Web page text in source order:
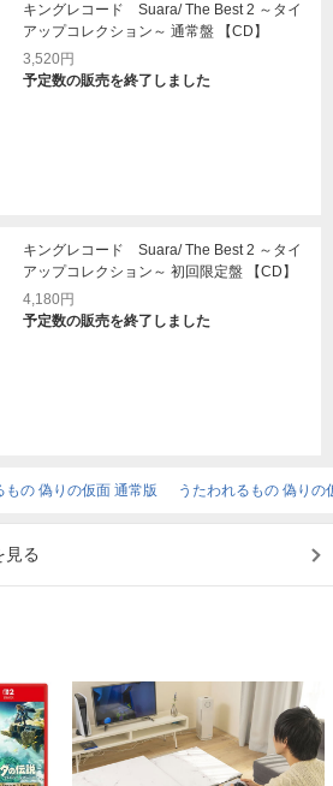
キングレコード Suara/ The Best 2 ～タイ
アップコレクション～ 通常盤 【CD】
3,520円
予定数の販売を終了しました
キングレコード Suara/ The Best 2 ～タイ
アップコレクション～ 初回限定盤 【CD】
4,180円
予定数の販売を終了しました
もの 偽りの仮面 通常版 うたわれるもの 偽りの
見る